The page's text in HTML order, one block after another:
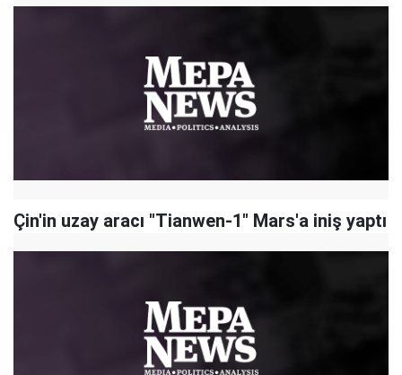
Çin'in uzay aracı "Tianwen-1" Mars'a iniş yaptı